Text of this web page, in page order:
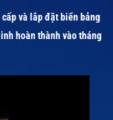
và lắp đặt biển bảng
hoàn thành vào tháng